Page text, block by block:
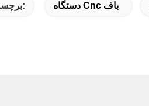
برچسب ها: دستگاه Cnc باف